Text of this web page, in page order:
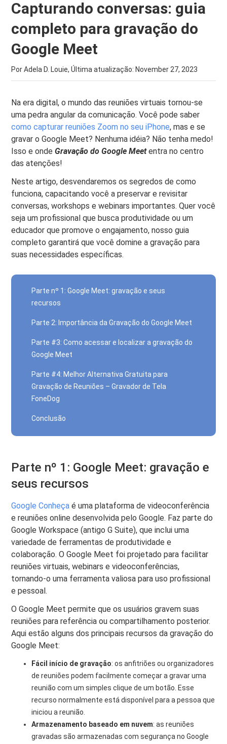
Capturando conversas: guia
completo para gravação do
Google Meet
Por Adela D. Louie, Última atualização: November 27, 2023
Na era digital, o mundo das reuniões virtuais tornou-se
uma pedra angular da comunicação. Você pode saber
como capturar reuniões Zoom no seu iPhone, mas e se
gravar o Google Meet? Nenhuma idéia? Não tenha medo!
Isso e ondeGravação do Google Meetentra no centro
das atenções!
Neste artigo, desvendaremos os segredos de como
funciona, capacitando você a preservar e revisitar
conversas, workshops e webinars importantes. Quer você
seja um profissional que busca produtividade ou um
educador que promove o engajamento, nosso guia
completo garantirá que você domine a gravação para
suas necessidades específicas.
Parte nº 1: Google Meet: gravação e seus
recursos
Parte 2: Importância da Gravação do Google Meet
Parte #3: Como acessar e localizar a gravação do
Google Meet
Parte #4: Melhor Alternativa Gratuita para
Gravação de Reuniões – Gravador de Tela
FoneDog
Conclusão
Parte nº 1: Google Meet: gravação e
seus recursos
Google Conheça é uma plataforma de videoconferência
e reuniões online desenvolvida pelo Google. Faz parte do
Google Workspace (antigo G Suite), que inclui uma
variedade de ferramentas de produtividade e
colaboração. O Google Meet foi projetado para facilitar
reuniões virtuais, webinars e videoconferências,
tornando-o uma ferramenta valiosa para uso profissional
e pessoal.
O Google Meet permite que os usuários gravem suas
reuniões para referência ou compartilhamento posterior.
Aqui estão alguns dos principais recursos da gravação do
Google Meet:
Fácil início de gravação: os anfitriões ou organizadores
de reuniões podem facilmente começar a gravar uma
reunião com um simples clique de um botão. Esse
recurso normalmente está disponível para a pessoa que
iniciou a reunião.
Armazenamento baseado em nuvem: as reuniões
gravadas são armazenadas com segurança no Google